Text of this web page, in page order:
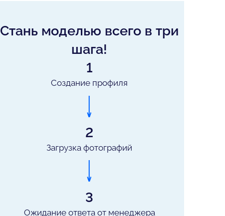
Стань моделью всего в три
шага!
1
Создание профиля
2
Загрузка фотографий
3
Ожидание ответа от менеджера